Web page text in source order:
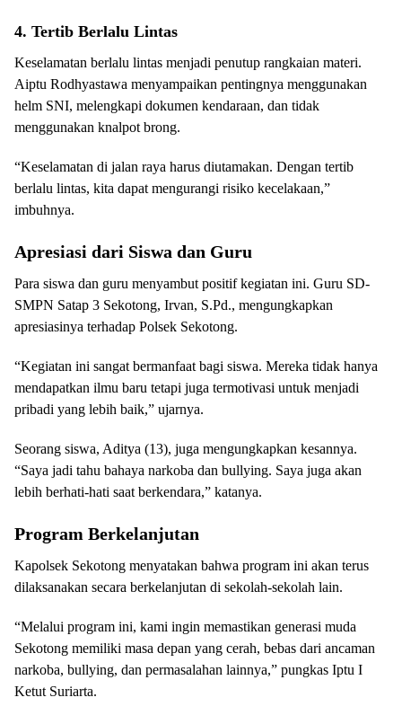
4. Tertib Berlalu Lintas
Keselamatan berlalu lintas menjadi penutup rangkaian materi.
Aiptu Rodhyastawa menyampaikan pentingnya menggunakan
helm SNI, melengkapi dokumen kendaraan, dan tidak
menggunakan knalpot brong.
“Keselamatan di jalan raya harus diutamakan. Dengan tertib
berlalu lintas, kita dapat mengurangi risiko kecelakaan,”
imbuhnya.
Apresiasi dari Siswa dan Guru
Para siswa dan guru menyambut positif kegiatan ini. Guru SD-
SMPN Satap 3 Sekotong, Irvan, S.Pd., mengungkapkan
apresiasinya terhadap Polsek Sekotong.
“Kegiatan ini sangat bermanfaat bagi siswa. Mereka tidak hanya
mendapatkan ilmu baru tetapi juga termotivasi untuk menjadi
pribadi yang lebih baik,” ujarnya.
Seorang siswa, Aditya (13), juga mengungkapkan kesannya.
“Saya jadi tahu bahaya narkoba dan bullying. Saya juga akan
lebih berhati-hati saat berkendara,” katanya.
Program Berkelanjutan
Kapolsek Sekotong menyatakan bahwa program ini akan terus
dilaksanakan secara berkelanjutan di sekolah-sekolah lain.
“Melalui program ini, kami ingin memastikan generasi muda
Sekotong memiliki masa depan yang cerah, bebas dari ancaman
narkoba, bullying, dan permasalahan lainnya,” pungkas Iptu I
Ketut Suriarta.